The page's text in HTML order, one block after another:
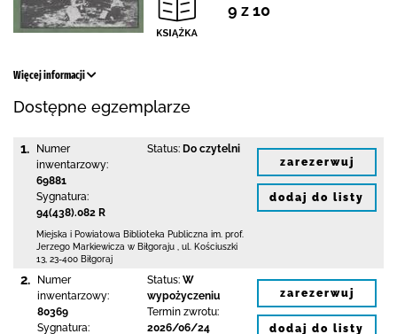
9 z 10
Więcej informacji
Dostępne egzemplarze
1.
Numer
inwentarzowy:
69881
Sygnatura:
94(438).082 R
Status: Do czytelni
Miejska i Powiatowa Biblioteka Publiczna im. prof.
Jerzego Markiewicza w Biłgoraju
ul. Kościuszki
13 23-400 Biłgoraj
zarezerwuj
dodaj do listy
2.
Numer
inwentarzowy:
80369
Sygnatura:
Status: W
wypożyczeniu
Termin zwrotu:
2026/06/24
zarezerwuj
dodaj do listy